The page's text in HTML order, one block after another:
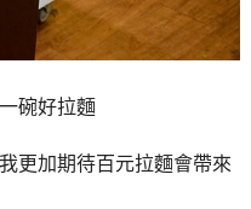
碗好拉麵
更加期待百元拉麵會帶來